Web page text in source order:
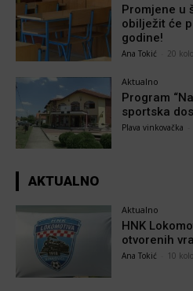
Promjene u
obilježit će
godine!
Ana Tokić 20
Aktualno
Program
sportska
Plava vinkovačka
AKTUALNO
Aktualno
HNK
otvorenih
Ana Tokić 10